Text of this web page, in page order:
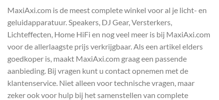
MaxiAxi.com is de meest complete winkel voor al je licht- en
geluidapparatuur. Speakers, DJ Gear, Versterkers,
Lichteffecten, Home HiFi en nog veel meer is bij MaxiAxi.com
voor de allerlaagste prijs verkrijgbaar. Als een artikel elders
goedkoper is, maakt MaxiAxi.com graag een passende
aanbieding. Bij vragen kunt u contact opnemen met de
klantenservice. Niet alleen voor technische vragen, maar
zeker ook voor hulp bij het samenstellen van complete